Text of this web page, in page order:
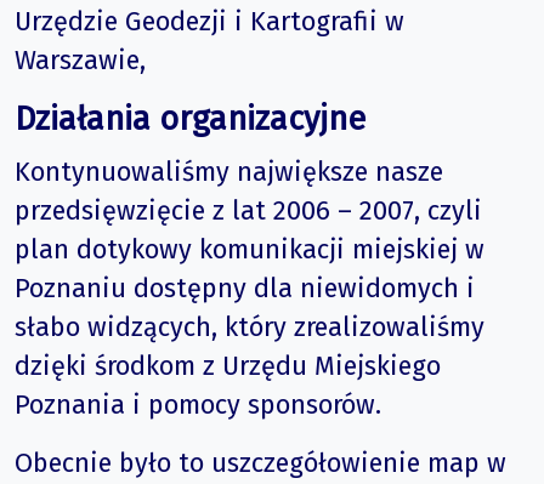
Urzędzie Geodezji i Kartografii w
Warszawie,
Działania organizacyjne
Kontynuowaliśmy największe nasze
przedsięwzięcie z lat 2006 – 2007, czyli
plan dotykowy komunikacji miejskiej w
Poznaniu dostępny dla niewidomych i
słabo widzących, który zrealizowaliśmy
dzięki środkom z Urzędu Miejskiego
Poznania i pomocy sponsorów.
Obecnie było to uszczegółowienie map w